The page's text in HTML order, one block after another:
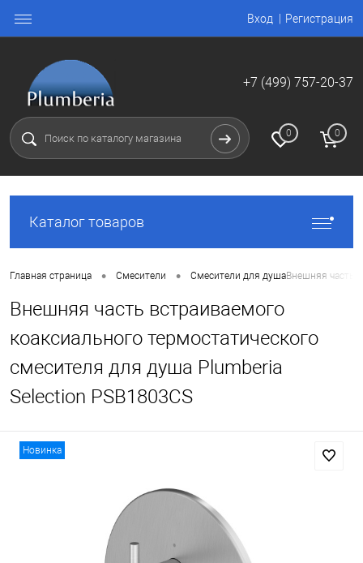
Вход Регистрация
+7 (499) 757-20-37
0 0
Каталог товаров
Главная страница • Смесители • Смесители для душаВнешняя часть
Внешняя часть встраиваемого
коаксиального термостатического
смесителя для душа Plumberia
Selection PSB1803CS
Новинка